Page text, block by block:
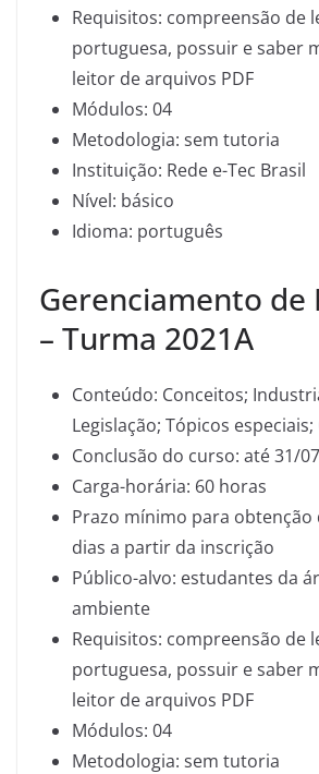
Requisitos: compreensão de
portuguesa, possuir e saber
leitor de arquivos PDF
Módulos: 04
Metodologia: sem tutoria
Instituição: Rede e-Tec Brasil
Nível: básico
Idioma: português
Gerenciamento de
– Turma 2021A
Conteúdo: Conceitos;
Legislação; Tópicos especiais;
Conclusão do curso: até 31/
Carga-horária: 60 horas
Prazo mínimo para obtenção
dias a partir da inscrição
Público-alvo: estudantes da
ambiente
Requisitos: compreensão de
portuguesa, possuir e saber
leitor de arquivos PDF
Módulos: 04
Metodologia: sem tutoria